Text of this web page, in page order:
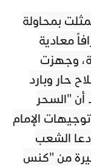
بمحاولة
معادية
وجهزت
حار وبارد
"السحر
الإمام
الشعب
من "كنس